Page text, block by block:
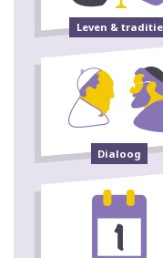
Leven & traditie
Dialoog